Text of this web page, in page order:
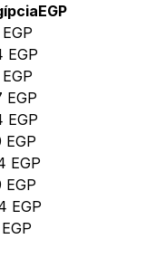
EGP
EGP
EGP
EGP
EGP
EGP
EGP
EGP
EGP
EGP
EGP